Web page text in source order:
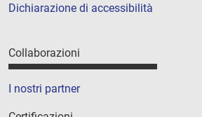
Dichiarazione di accessibilità
Collaborazioni
I nostri partner